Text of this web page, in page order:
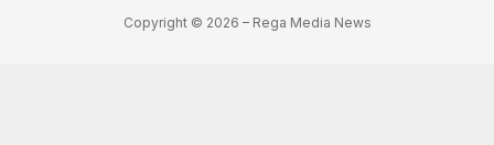
Copyright © 2026 – Rega Media News